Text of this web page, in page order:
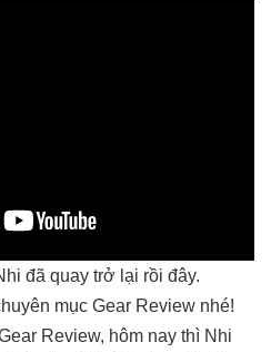
đã quay trở lại rồi đây.
mục Gear Review nhé!
Review, hôm nay thì Nhi